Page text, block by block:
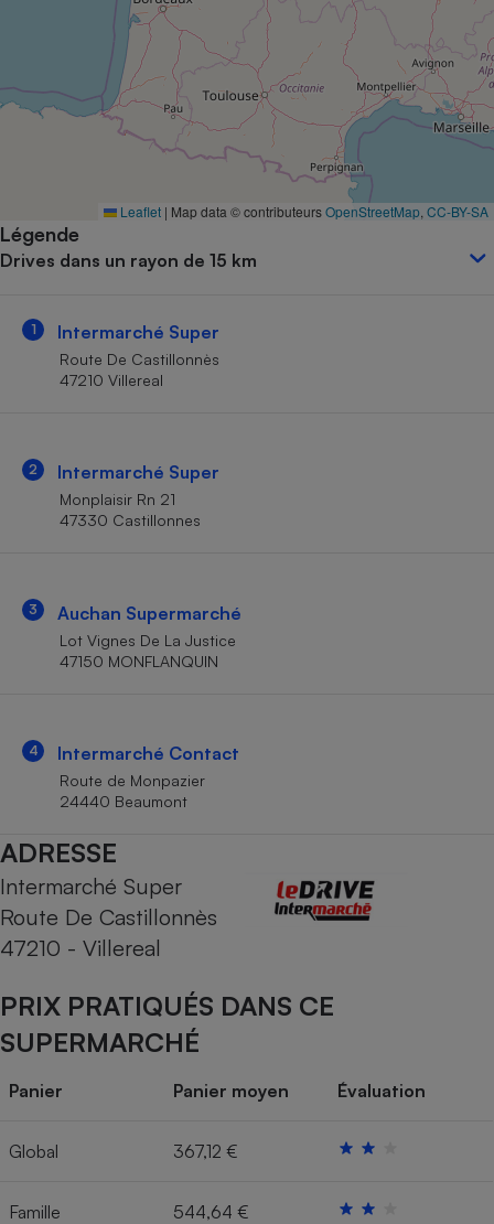
Leaflet | Map data © contributeursOpenStreetMap CC-BY-SA
Légende
Drives dans un rayon de 15 km
1 Intermarché Super
Route De Castillonnès
47210 Villereal
2 Intermarché Super
Monplaisir Rn 21
47330 Castillonnes
3 Auchan Supermarché
Lot Vignes De La Justice
47150 MONFLANQUIN
4 Intermarché Contact
Route de Monpazier
24440 Beaumont
ADRESSE
Intermarché Super
Route De Castillonnès
47210 - Villereal
PRIX PRATIQUÉS DANS CE
SUPERMARCHÉ
Panier Panier moyen Évaluation
Global 367,12 €
Famille 544,64 €
Complément
alimentaire
Assurance emprunteur
Banque
Petit électroménager -
Matelas
Mutuelle